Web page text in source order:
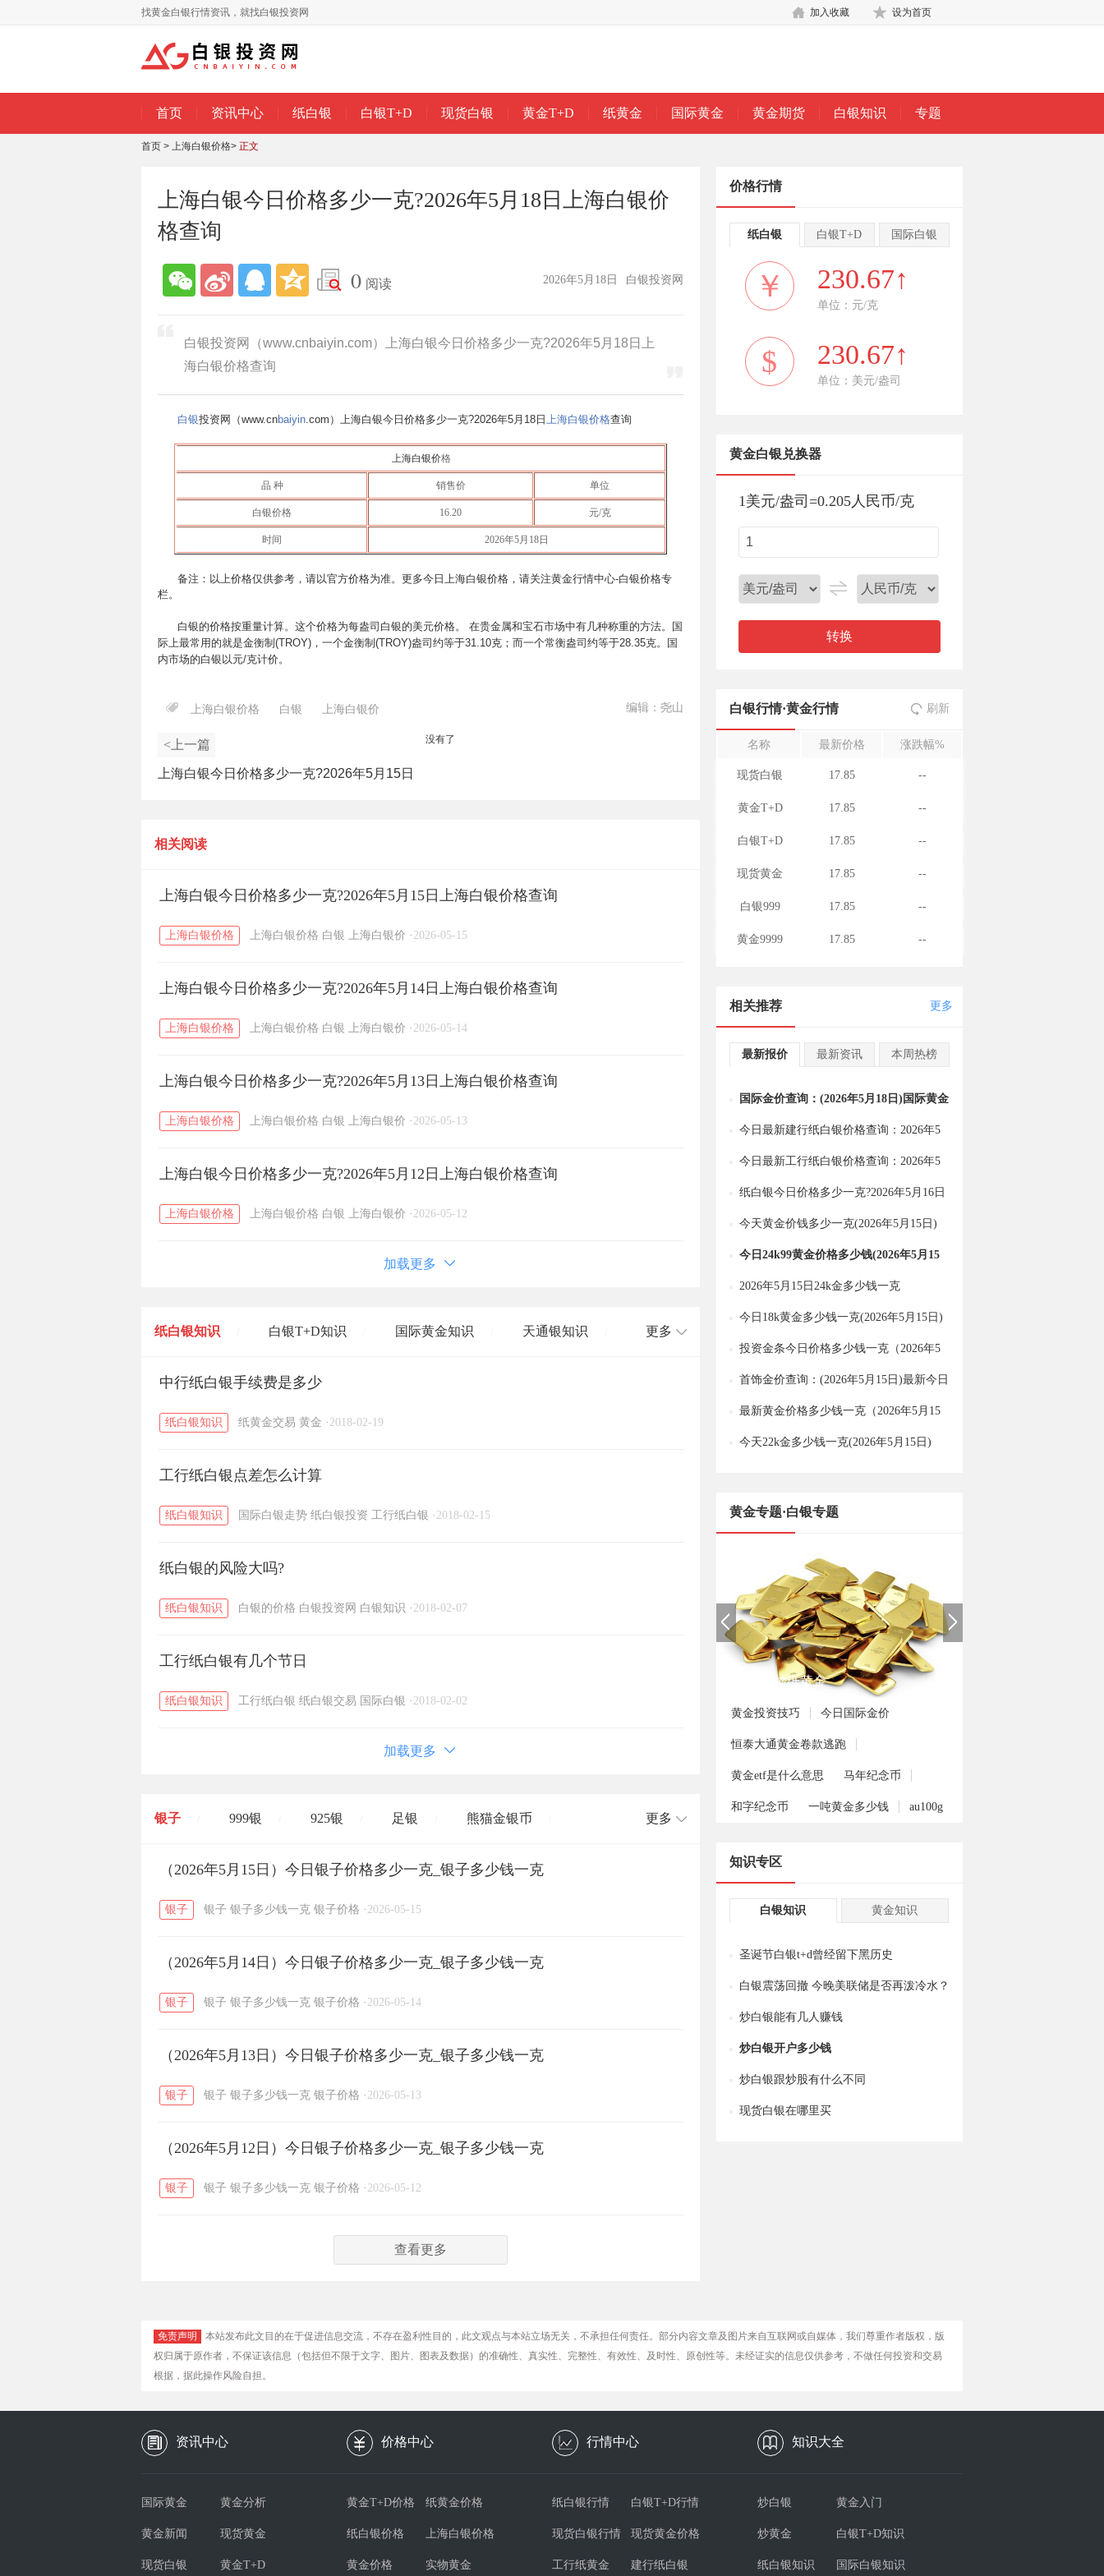
找黄金白银行情资讯，就找白银投资网 设为首页
加入收藏
首页 资讯中心 纸白银 白银T+D 现货白银 黄金T+D 纸黄金 国际黄金 黄金期货 白银知识 专题
首页 > 上海白银价格> 正文
上海白银今日价格多少一克?2026年5月18日上海白银价
格查询
0 阅读 白银投资网
2026年5月18日
白银投资网（www.cnbaiyin.com）上海白银今日价格多少一克?2026年5月18日上
海白银价格查询
白银投资网（www.cnbaiyin.com）上海白银今日价格多少一克?2026年5月18日 上海白银价格查询
上海白银价格
品 种 销售价 单位
白银价格 16.20 元/克
时间 2026年5月18日
备注：以上价格仅供参考，请以官方价格为准。更多今日上海白银价格，请关注黄金行情中心-白银价格专
栏。
白银的价格按重量计算。这个价格为每盎司白银的美元价格。 在贵金属和宝石市场中有几种称重的方法。国
际上最常用的就是金衡制(TROY)，一个金衡制(TROY)盎司约等于31.10克；而一个常衡盎司约等于28.35克。国
内市场的白银以元/克计价。
上海白银价格 白银 上海白银价 编辑：尧山
<上一篇
上海白银今日价格多少一克?2026年5月15日
没有了
相关阅读
上海白银今日价格多少一克?2026年5月15日上海白银价格查询
上海白银价格 上海白银价格 白银 上海白银价 · 2026-05-15
上海白银今日价格多少一克?2026年5月14日上海白银价格查询
上海白银价格 上海白银价格 白银 上海白银价 · 2026-05-14
上海白银今日价格多少一克?2026年5月13日上海白银价格查询
上海白银价格 上海白银价格 白银 上海白银价 · 2026-05-13
上海白银今日价格多少一克?2026年5月12日上海白银价格查询
上海白银价格 上海白银价格 白银 上海白银价 · 2026-05-12
加载更多
纸白银知识 白银T+D知识 国际黄金知识 天通银知识
黄金T+D知识 / 粤贵银知识
更多
中行纸白银手续费是多少
纸白银知识 纸黄金交易 黄金 · 2018-02-19
工行纸白银点差怎么计算
纸白银知识 国际白银走势 纸白银投资 工行纸白银 · 2018-02-15
纸白银的风险大吗?
纸白银知识 白银的价格 白银投资网 白银知识 · 2018-02-07
工行纸白银有几个节日
纸白银知识 工行纸白银 纸白银交易 国际白银 · 2018-02-02
加载更多
银子 999银 925银 足银 熊猫金银币
开国纪念币 大清银币 / 长城币 / 老凤祥
菜百 周生生 周大生
六福 / 金至尊 潮宏基 / 亚一金店 / 黄金
更多
（2026年5月15日）今日银子价格多少一克_银子多少钱一克
银子 银子 银子多少钱一克 银子价格 · 2026-05-15
（2026年5月14日）今日银子价格多少一克_银子多少钱一克
银子 银子 银子多少钱一克 银子价格 · 2026-05-14
（2026年5月13日）今日银子价格多少一克_银子多少钱一克
银子 银子 银子多少钱一克 银子价格 · 2026-05-13
（2026年5月12日）今日银子价格多少一克_银子多少钱一克
银子 银子 银子多少钱一克 银子价格 · 2026-05-12
查看更多
价格行情
纸白银 白银T+D 国际白银
￥ 230.67↑
单位：元/克
$ 230.67↑
单位：美元/盎司
黄金白银兑换器
1美元/盎司 =0.205人民币/克
转换
白银行情·黄金行情 刷新
名称 最新价格 涨跌幅%
现货白银 17.85 --
黄金T+D 17.85 --
白银T+D 17.85 --
现货黄金 17.85 --
白银999 17.85 --
黄金9999 17.85 --
相关推荐 更多
最新报价 最新资讯 本周热榜
国际金价查询：(2026年5月18日)国际黄金
最新行情今日报价
今日最新建行纸白银价格查询：2026年5
月16日建行纸白银价格多少一克？
今日最新工行纸白银价格查询：2026年5
月16日工行纸白银价格多少一克？
纸白银今日价格多少一克?2026年5月16日
纸白银价格查询
今天黄金价钱多少一克(2026年5月15日)
今日24k99黄金价格多少钱(2026年5月15
2026年5月15日24k金多少钱一克
今日18k黄金多少钱一克(2026年5月15日)
投资金条今日价格多少钱一克（2026年5
月15日）
首饰金价查询：(2026年5月15日)最新今日
金价多少一克？
最新黄金价格多少钱一克（2026年5月15
日）
今天22k金多少钱一克(2026年5月15日)
黄金专题·白银专题
新手如何炒纸黄金
黄金投资技巧 今日国际金价
恒泰大通黄金卷款逃跑
黄金etf是什么意思 马年纪念币
和字纪念币 一吨黄金多少钱 au100g
知识专区
白银知识 黄金知识
圣诞节白银t+d曾经留下黑历史
白银震荡回撤 今晚美联储是否再泼冷水？
炒白银能有几人赚钱
炒白银开户多少钱
炒白银跟炒股有什么不同
现货白银在哪里买
免责声明
本站发布此文目的在于促进信息交流，不存在盈利性目的，此文观点与本站立场无关，不承担任何责任。部分内容文章及图片来自互联网或自媒体，我们尊重作者版权，版
权归属于原作者，不保证该信息（包括但不限于文字、图片、图表及数据）的准确性、真实性、完整性、有效性、及时性、原创性等。未经证实的信息仅供参考，不做任何投资和交易
根据，据此操作风险自担。
资讯中心 价格中心 行情中心 知识大全
国际黄金 黄金分析
黄金新闻 现货黄金
现货白银 黄金T+D
黄金T+D价格 纸黄金价格
纸白银价格 上海白银价格
黄金价格 实物黄金
纸白银行情 白银T+D行情
现货白银行情 现货黄金价格
工行纸黄金 建行纸白银
炒白银 黄金入门
炒黄金 白银T+D知识
纸白银知识 国际白银知识